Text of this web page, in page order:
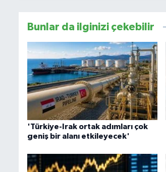
Bunlar da ilginizi çekebilir
'Türkiye-Irak ortak adımları çok
geniş bir alanı etkileyecek'